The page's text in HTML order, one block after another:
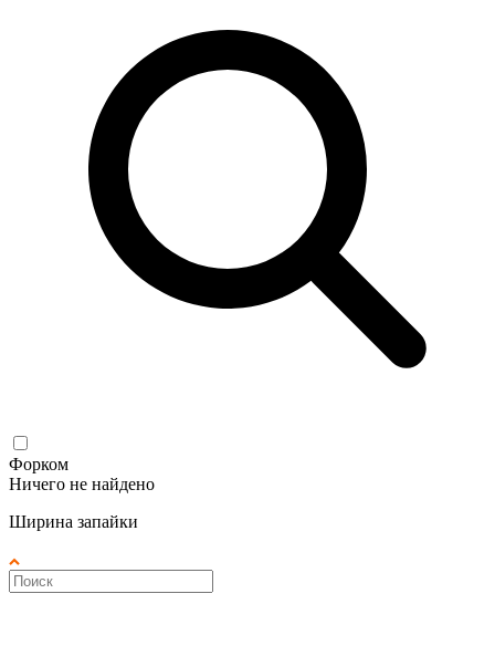
Форком
Ничего не найдено
Ширина запайки